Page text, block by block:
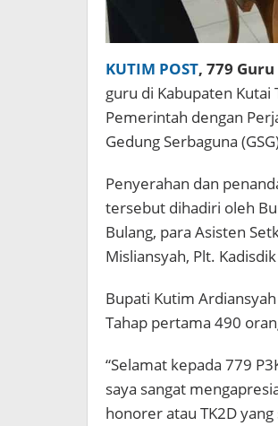
KUTIM POST, 779
guru di Kabupaten Kutai
Pemerintah dengan
Gedung Serbaguna
Penyerahan dan
tersebut dihadiri oleh
Bulang, para Asisten
Misliansyah, Plt.
Bupati Kutim
Tahap pertama 490
“Selamat kepada 779
saya sangat
honorer atau TK2D